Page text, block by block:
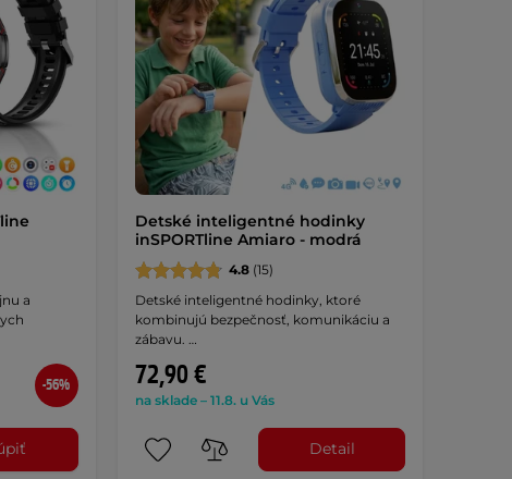
a
-56%
Detské inteligentné hodinky
inSPORTline Amiaro - modrá
4.8(15)
Detské inteligentné hodinky, ktoré
kombinujú bezpečnosť, komunikáciu a
zábavu. …
72,90 €
na sklade – 11.8. u Vás
Detail